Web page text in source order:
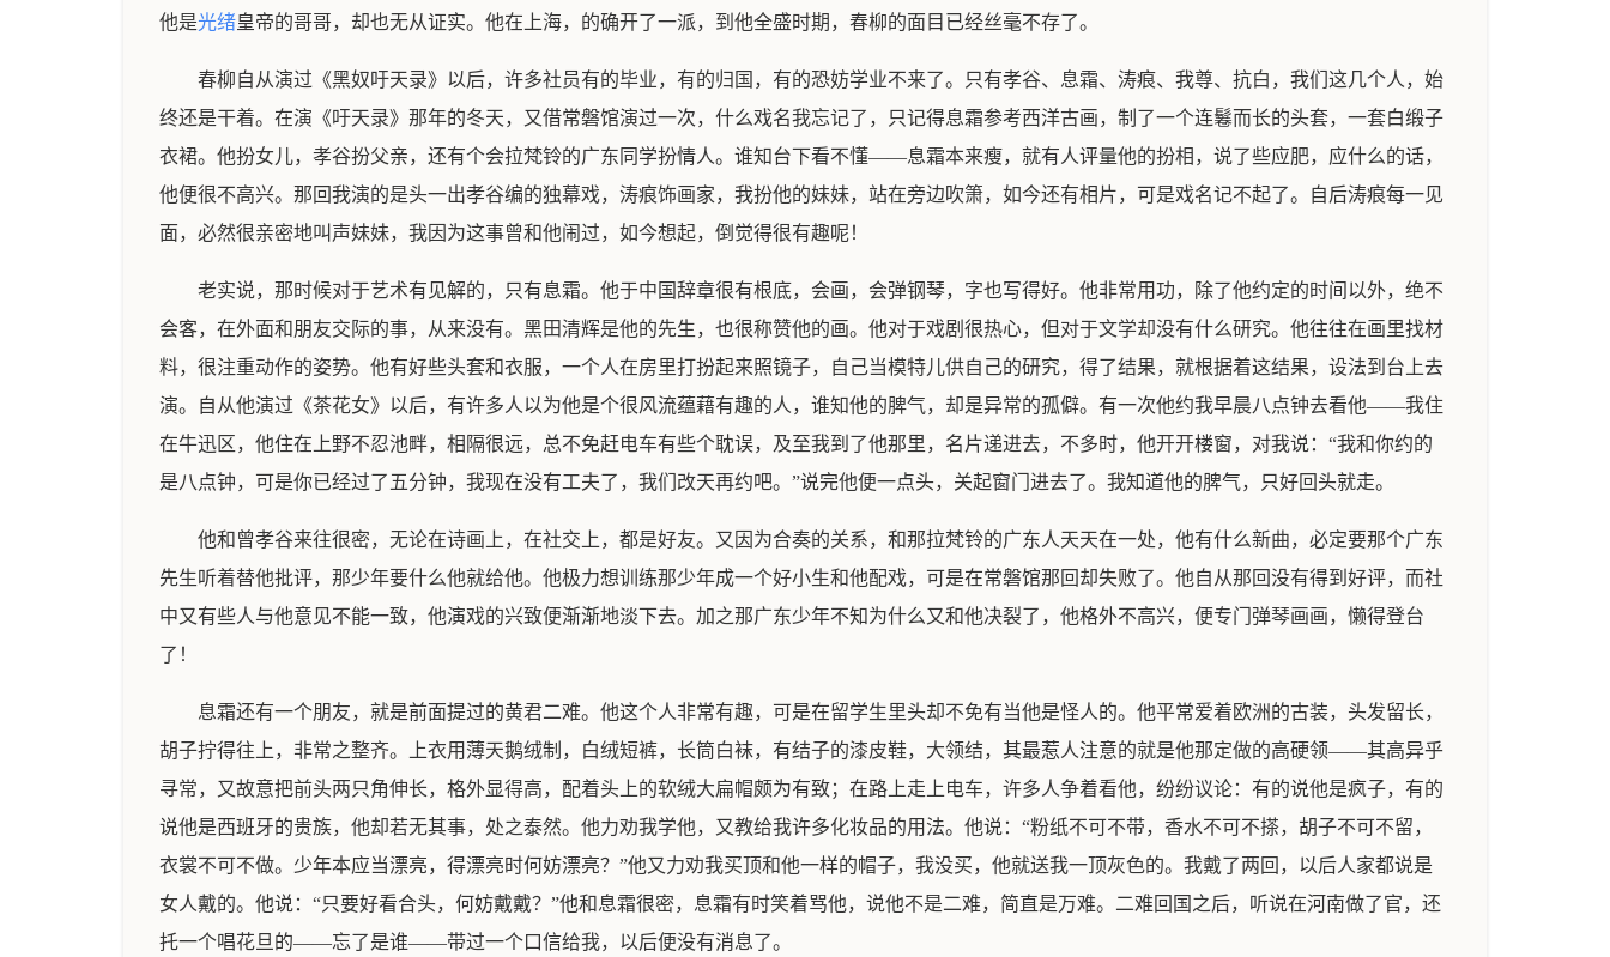
他是光绪皇帝的哥哥，却也无从证实。他在上海，的确开了一派，到他全盛时期，春柳的面目已经丝毫不存了。
春柳自从演过《黑奴吁天录》以后，许多社员有的毕业，有的归国，有的恐妨学业不来了。只有孝谷、息霜、涛痕、我尊、抗白，我们这几个人，始
终还是干着。在演《吁天录》那年的冬天，又借常磐馆演过一次，什么戏名我忘记了，只记得息霜参考西洋古画，制了一个连鬈而长的头套，一套白缎子
衣裙。他扮女儿，孝谷扮父亲，还有个会拉梵铃的广东同学扮情人。谁知台下看不懂——息霜本来瘦，就有人评量他的扮相，说了些应肥，应什么的话，
他便很不高兴。那回我演的是头一出孝谷编的独幕戏，涛痕饰画家，我扮他的妹妹，站在旁边吹箫，如今还有相片，可是戏名记不起了。自后涛痕每一见
面，必然很亲密地叫声妹妹，我因为这事曾和他闹过，如今想起，倒觉得很有趣呢！
老实说，那时候对于艺术有见解的，只有息霜。他于中国辞章很有根底，会画，会弹钢琴，字也写得好。他非常用功，除了他约定的时间以外，绝不
会客，在外面和朋友交际的事，从来没有。黑田清辉是他的先生，也很称赞他的画。他对于戏剧很热心，但对于文学却没有什么研究。他往往在画里找材
料，很注重动作的姿势。他有好些头套和衣服，一个人在房里打扮起来照镜子，自己当模特儿供自己的研究，得了结果，就根据着这结果，设法到台上去
演。自从他演过《茶花女》以后，有许多人以为他是个很风流蕴藉有趣的人，谁知他的脾气，却是异常的孤僻。有一次他约我早晨八点钟去看他——我住
在牛迅区，他住在上野不忍池畔，相隔很远，总不免赶电车有些个耽误，及至我到了他那里，名片递进去，不多时，他开开楼窗，对我说：“我和你约的
是八点钟，可是你已经过了五分钟，我现在没有工夫了，我们改天再约吧。”说完他便一点头，关起窗门进去了。我知道他的脾气，只好回头就走。
他和曾孝谷来往很密，无论在诗画上，在社交上，都是好友。又因为合奏的关系，和那拉梵铃的广东人天天在一处，他有什么新曲，必定要那个广东
先生听着替他批评，那少年要什么他就给他。他极力想训练那少年成一个好小生和他配戏，可是在常磐馆那回却失败了。他自从那回没有得到好评，而社
中又有些人与他意见不能一致，他演戏的兴致便渐渐地淡下去。加之那广东少年不知为什么又和他决裂了，他格外不高兴，便专门弹琴画画，懒得登台
了！
息霜还有一个朋友，就是前面提过的黄君二难。他这个人非常有趣，可是在留学生里头却不免有当他是怪人的。他平常爱着欧洲的古装，头发留长，
胡子拧得往上，非常之整齐。上衣用薄天鹅绒制，白绒短裤，长筒白袜，有结子的漆皮鞋，大领结，其最惹人注意的就是他那定做的高硬领——其高异乎
寻常，又故意把前头两只角伸长，格外显得高，配着头上的软绒大扁帽颇为有致；在路上走上电车，许多人争着看他，纷纷议论：有的说他是疯子，有的
说他是西班牙的贵族，他却若无其事，处之泰然。他力劝我学他，又教给我许多化妆品的用法。他说：“粉纸不可不带，香水不可不搽，胡子不可不留，
衣裳不可不做。少年本应当漂亮，得漂亮时何妨漂亮？”他又力劝我买顶和他一样的帽子，我没买，他就送我一顶灰色的。我戴了两回，以后人家都说是
女人戴的。他说：“只要好看合头，何妨戴戴？”他和息霜很密，息霜有时笑着骂他，说他不是二难，简直是万难。二难回国之后，听说在河南做了官，还
托一个唱花旦的——忘了是谁——带过一个口信给我，以后便没有消息了。